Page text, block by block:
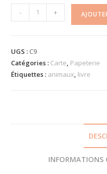
quantité
de
Renard"
- +
UGS : C9
Catégories : Carte Papeterie
Étiquettes : animaux livre
INFORMATIONS